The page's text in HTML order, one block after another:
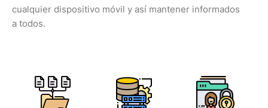
cualquier dispositivo móvil y así mantener informados
a todos.